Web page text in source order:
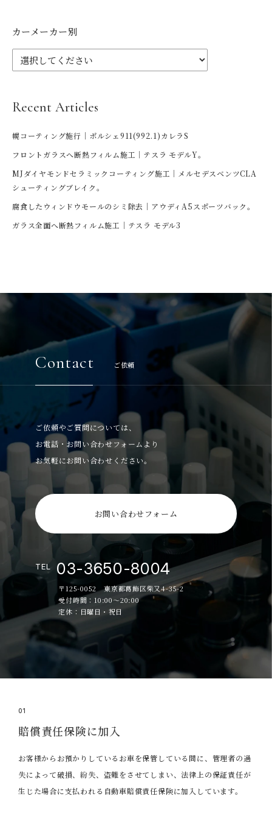
カーメーカー別
Recent Articles
幌コーティング施行｜ポルシェ911(992.1)カレラS
フロントガラスへ断熱フィルム施工｜テスラ モデルY。
MJダイヤモンドセラミックコーティング施工｜メルセデスベンツCLA
シューティングブレイク。
腐食したウィンドウモールのシミ除去｜アウディA5スポーツバック。
ガラス全面へ断熱フィルム施工｜テスラ モデル3
Contact ご依頼
ご依頼やご質問については、
お電話・お問い合わせフォームより
お気軽にお問い合わせください。
お問い合わせフォーム
TEL 03-3650-8004
〒125-0052 東京都葛飾区柴又4-35-2
受付時間：10:00～20:00
定休：日曜日・祝日
01
賠償責任保険に加入
お客様からお預かりしているお車を保管している間に、管理者の過
失によって破損、紛失、盗難をさせてしまい、法律上の保証責任が
生じた場合に支払われる自動車賠償責任保険に加入しています。